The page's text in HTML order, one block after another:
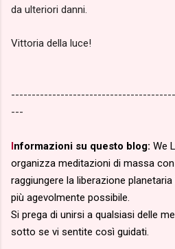
da ulteriori danni.
Vittoria della luce!
---
Informazioni su questo blog: We
organizza meditazioni di massa
raggiungere la liberazione
più agevolmente possibile.
Si prega di unirsi a qualsiasi delle
sotto se vi sentite così guidati.